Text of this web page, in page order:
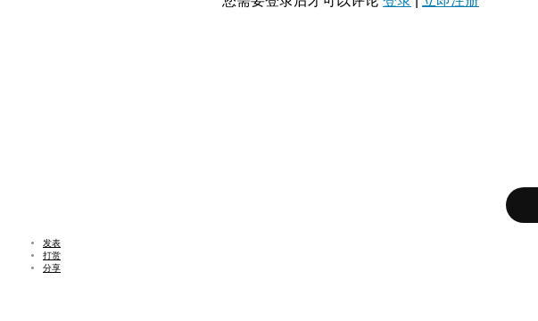
发表
打赏
分享